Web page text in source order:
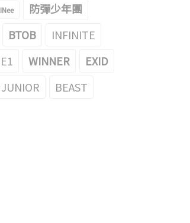
防彈少年團
BTOB
INFINITE
WINNER EXID
BEAST